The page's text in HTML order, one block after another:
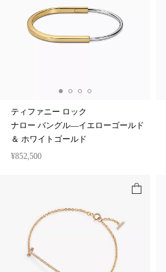
ティファニー ロック
ナロー バングル—イエローゴールド
＆ ホワイトゴールド
¥852,500